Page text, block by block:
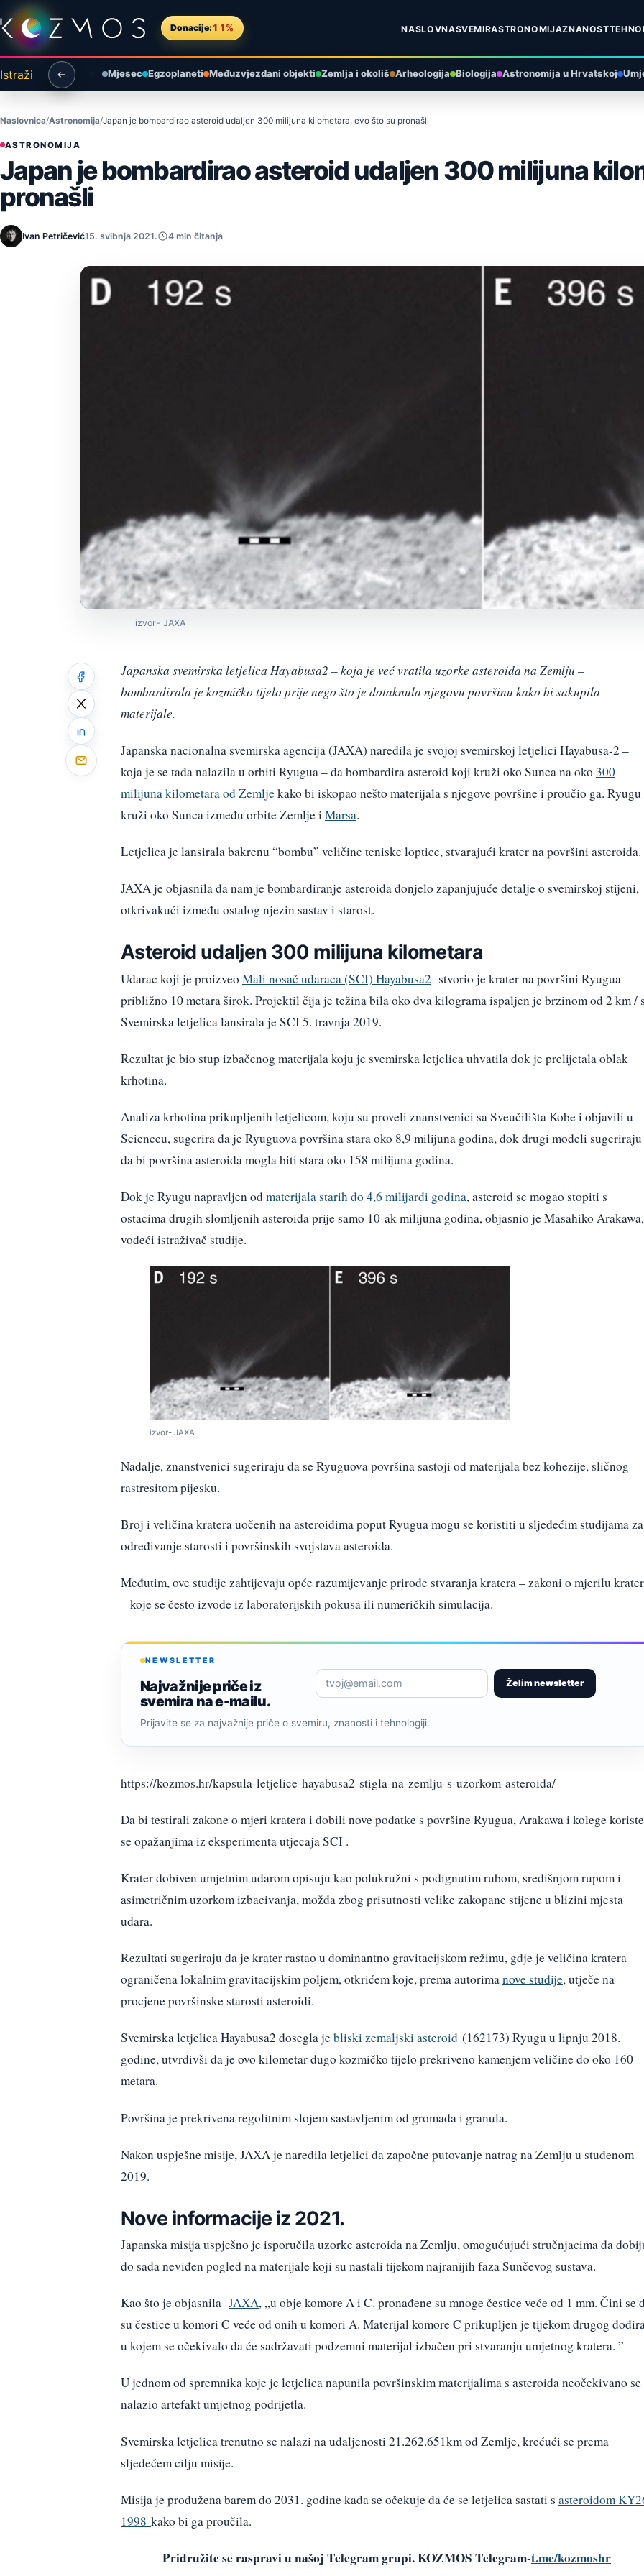
Preskoči na sadržaj
Donacije: 11% NASLOVNASVEMIRASTRONOMIJAZNANOST
Istraži Mjesec Egzoplaneti Međuzvjezdani objekti Zemlja i okoliš Arheologija Biologija Astronomija u Hrvatskoj
Naslovnica Astronomija Japan je bombardirao asteroid udaljen 300 milijuna kilometara, evo što su pronašli
ASTRONOMIJA
Japan je bombardirao asteroid udaljen 300 milijuna
pronašli
Ivan Petričević15. svibnja 2021. 4 min čitanja
izvor- JAXA
Japanska svemirska letjelica Hayabusa2 – koja je već vratila uzorke asteroida na Zemlju –
bombardirala je kozmičko tijelo prije nego što je dotaknula njegovu površinu kako bi sakupila
materijale.
Japanska nacionalna svemirska agencija (JAXA) naredila je svojoj svemirskoj letjelici Hayabusa-2 –
koja je se tada nalazila u orbiti Ryugua – da bombardira asteroid koji kruži oko Sunca na oko 300
milijuna kilometara od Zemljekako bi iskopao nešto materijala s njegove površine i proučio ga. Ryugu
kruži oko Sunca između orbite Zemlje i Marsa.
Letjelica je lansirala bakrenu “bombu” veličine teniske loptice, stvarajući krater na površini asteroida.
JAXA je objasnila da nam je bombardiranje asteroida donjelo zapanjujuće detalje o svemirskoj stijeni,
otkrivakući između ostalog njezin sastav i starost.
Asteroid udaljen 300 milijuna kilometara
Udarac koji je proizveo Mali nosač udaraca (SCI) Hayabusa2 stvorio je krater na površini Ryugua
približno 10 metara širok. Projektil čija je težina bila oko dva kilograma ispaljen je brzinom od 2 km /
Svemirska letjelica lansirala je SCI 5. travnja 2019.
Rezultat je bio stup izbačenog materijala koju je svemirska letjelica uhvatila dok je prelijetala oblak
krhotina.
Analiza krhotina prikupljenih letjelicom, koju su proveli znanstvenici sa Sveučilišta Kobe i objavili u
Scienceu, sugerira da je Ryuguova površina stara oko 8,9 milijuna godina, dok drugi modeli sugeriraju
da bi površina asteroida mogla biti stara oko 158 milijuna godina.
Dok je Ryugu napravljen odmaterijala starih do 4,6 milijardi godina, asteroid se mogao stopiti s
ostacima drugih slomljenih asteroida prije samo 10-ak milijuna godina, objasnio je Masahiko Arakawa,
vodeći istraživač studije.
izvor- JAXA
Nadalje, znanstvenici sugeriraju da se Ryuguova površina sastoji od materijala bez kohezije, sličnog
rastresitom pijesku.
Broj i veličina kratera uočenih na asteroidima poput Ryugua mogu se koristiti u sljedećim studijama za
određivanje starosti i površinskih svojstava asteroida.
Međutim, ove studije zahtijevaju opće razumijevanje prirode stvaranja kratera – zakoni o mjerilu
– koje se često izvode iz laboratorijskih pokusa ili numeričkih simulacija.
NEWSLETTER
Najvažnije priče iz
svemira na e-mailu.
Želim newsletter
Prijavite se za najvažnije priče o svemiru, znanosti i tehnologiji.
https://kozmos.hr/kapsula-letjelice-hayabusa2-stigla-na-zemlju-s-uzorkom-asteroida/
Da bi testirali zakone o mjeri kratera i dobili nove podatke s površine Ryugua, Arakawa i kolege koriste
se opažanjima iz eksperimenta utjecaja SCI .
Krater dobiven umjetnim udarom opisuju kao polukružni s podignutim rubom, središnjom rupom i
asimetričnim uzorkom izbacivanja, možda zbog prisutnosti velike zakopane stijene u blizini mjesta
udara.
Rezultati sugeriraju da je krater rastao u dominantno gravitacijskom režimu, gdje je veličina kratera
ograničena lokalnim gravitacijskim poljem, otkrićem koje, prema autorimanove studije, utječe na
procjene površinske starosti asteroidi.
Svemirska letjelica Hayabusa2 dosegla jebliski zemaljski asteroid (162173) Ryugu u lipnju 2018.
godine, utvrdivši da je ovo kilometar dugo kozmičko tijelo prekriveno kamenjem veličine do oko 160
metara.
Površina je prekrivena regolitnim slojem sastavljenim od gromada i granula.
Nakon uspješne misije, JAXA je naredila letjelici da započne putovanje natrag na Zemlju u studenom
2019.
Nove informacije iz 2021.
Japanska misija uspješno je isporučila uzorke asteroida na Zemlju, omogućujući stručnjacima da
do sada neviđen pogled na materijale koji su nastali tijekom najranijih faza Sunčevog sustava.
Kao što je objasnila JAXA, „u obje komore A i C. pronađene su mnoge čestice veće od 1 mm. Čini se
su čestice u komori C veće od onih u komori A. Materijal komore C prikupljen je tijekom drugog
u kojem se očekivalo da će sadržavati podzemni materijal izbačen pri stvaranju umjetnog kratera. ”
U jednom od spremnika koje je letjelica napunila površinskim materijalima s asteroida neočekivano se
nalazio artefakt umjetnog podrijetla.
Svemirska letjelica trenutno se nalazi na udaljenosti 21.262.651km od Zemlje, krećući se prema
sljedećem cilju misije.
Misija je produžena barem do 2031. godine kada se očekuje da će se letjelica sastati s asteroidom
1998 kako bi ga proučila.
Pridružite se raspravi u našoj Telegram grupi. KOZMOS Telegram-t.me/kozmoshr